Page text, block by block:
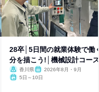
28卒│5日間の就業体験で働
分を描こう!│機械設計コース
香川県
2026年8月・9月
5日～10日